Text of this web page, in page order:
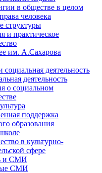
в обществе в целом
человека
структуры
и практическое
им. А.Сахарова
деятельность
деятельность
о социальном
поддержка
образования
в культурно-
сфере
и СМИ
СМИ